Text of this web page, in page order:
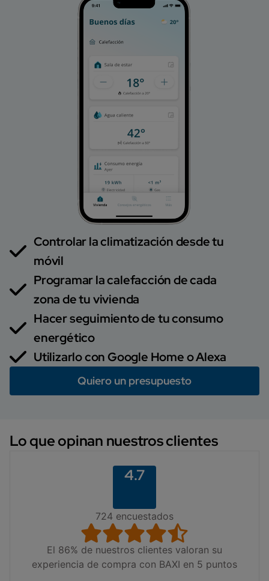
Controlar la climatización desde tu
móvil
Programar la calefacción de cada
zona de tu vivienda
Hacer seguimiento de tu consumo
energético
Utilizarlo con Google Home o Alexa
Quiero un presupuesto
Lo que opinan nuestros clientes
4.7
724 encuestados
El 86% de nuestros clientes valoran su
experiencia de compra con BAXI en 5 puntos